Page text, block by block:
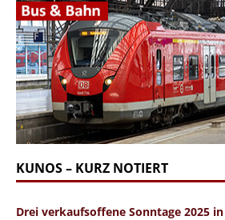
KUNOS – KURZ NOTIERT
Drei verkaufsoffene Sonntage 2025